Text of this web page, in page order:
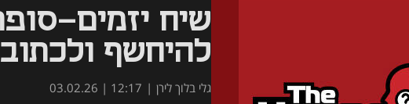
שיח יזמים-
להיחשף
האנושי של
גלי בלוך לירן |
12:17 | 03.02.26